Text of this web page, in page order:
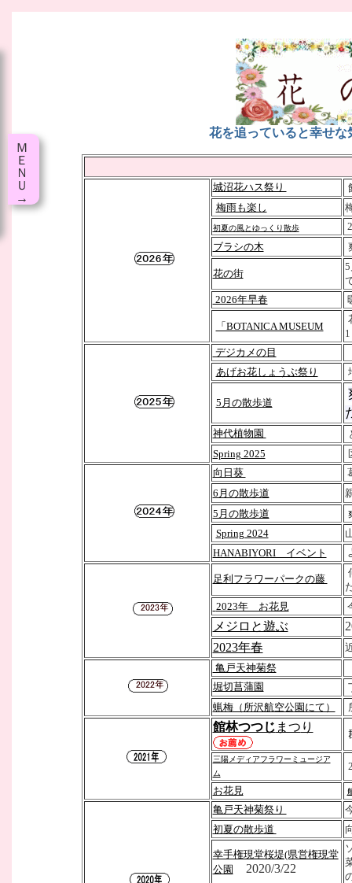
Ｍ
Ｅ
Ｎ
Ｕ
→
花を追っていると幸せ
城沼花ハス祭り
梅雨も楽し
初夏の風とゆっくり散歩
ブラシの木
花の街
2026年早春
「BOTANICA MUSEUM
デジカメの目
あげお花しょうぶ祭り
5月の散歩道
神代植物園
Spring 2025
向日葵
6月の散歩道
5月の散歩道
Spring 2024
HANABIYORI イベント
足利フラワーパークの藤
2023年 お花見
メジロと遊ぶ
2023年春
亀戸天神菊祭
堀切菖蒲園
蝋梅（所沢航空公園にて）
館林つつじ まつ り
三陽メディアフラワーミュージア
ム
お花見
亀戸天神菊祭り
初夏の散歩道
幸手権現堂桜堤(県営権現堂
公園
2020/3/22